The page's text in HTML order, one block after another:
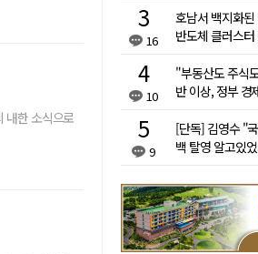
내한 소식으로
16
호남서 백지화
반도체 클러스
10
"부동산도 주식
반 이상, 정부 경
9
[단독] 김영수 "
백 탈영 알고있